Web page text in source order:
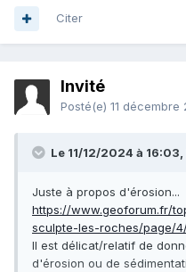
Citer
Invité
Posté(e) 11 décembre
Le 11/12/2024 à 16:03,
Juste à propos d'érosion...
https://www.geoforum.fr/
sculpte-les-roches/page/
Il est délicat/relatif de
d'érosion ou de